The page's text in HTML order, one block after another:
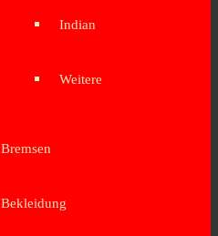
Indian
Weitere
Bremsen
Bekleidung